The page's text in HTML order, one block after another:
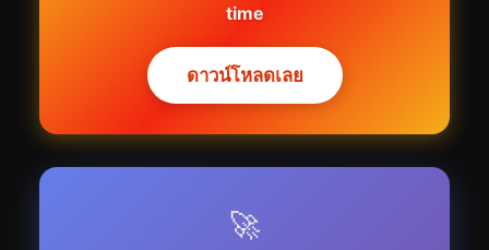
time
ดาวน์โหลดเลย
🚀